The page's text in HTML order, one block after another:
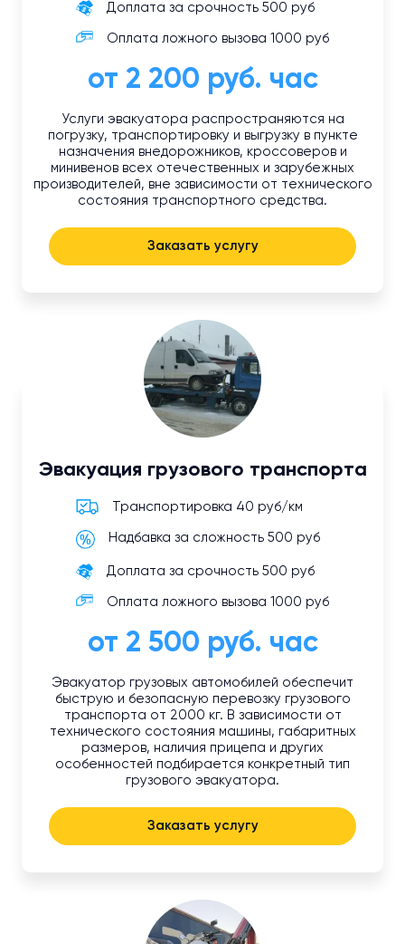
Доплата за срочность 500 руб
Оплата ложного вызова 1000 руб
от 2 200 руб. час
Услуги эвакуатора распространяются на
погрузку, транспортировку и выгрузку в пункте
назначения внедорожников, кроссоверов и
минивенов всех отечественных и зарубежных
производителей, вне зависимости от технического
состояния транспортного средства.
Заказать услугу
Эвакуация грузового транспорта
Транспортировка 40 руб/км
Надбавка за сложность 500 руб
Доплата за срочность 500 руб
Оплата ложного вызова 1000 руб
от 2 500 руб. час
Эвакуатор грузовых автомобилей обеспечит
быструю и безопасную перевозку грузового
транспорта от 2000 кг. В зависимости от
технического состояния машины, габаритных
размеров, наличия прицепа и других
особенностей подбирается конкретный тип
грузового эвакуатора.
Заказать услугу